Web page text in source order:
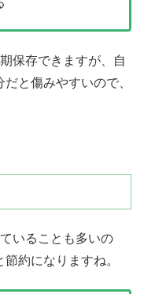
保存できますが、自
と傷みやすいので、
いることも多いの
約になりますね。